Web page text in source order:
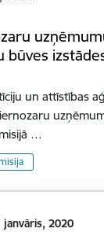
būves
un attīstības
…
janvāris, 2020